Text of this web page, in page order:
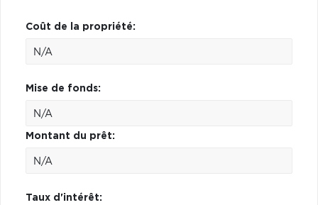
Coût de la propriété:
Mise de fonds:
Montant du prêt:
Taux d'intérêt: